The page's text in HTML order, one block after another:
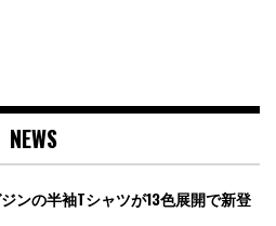
NEWS
ンの半袖Tシャツが13色展開で新登